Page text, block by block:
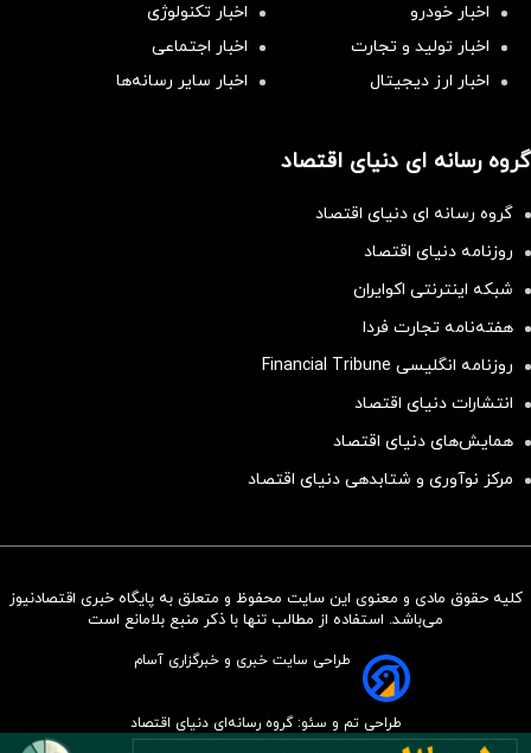
سرمایه‌گذاری همسنگ با شاخص
اخبار خودرو
اخبار تکنولوژی
اخبار تولید و تجارت
اخبار اجتماعی
اخبار ارز دیجیتال
اخبار سایر رسانه‌‌ها
گروه رسانه ای دنیای اقتصاد
گروه رسانه ای دنیای اقتصاد
روزنامه دنیای اقتصاد
شبکه اینترنتی اکوایران
هفته‌نامه تجارت فردا
روزنامه انگلیسی Financial Tribune
انتشارات دنیای اقتصاد
همایش‌های دنیای اقتصاد
مرکز نوآوری و شتابدهی دنیای اقتصاد
کلیه حقوق مادی و معنوی این سایت محفوظ و متعلق به پایگاه خبری اقتصادنیوز
می‌باشد. استفاده از مطالب تنها با ذکر منبع بلامانع است
طراحی سایت خبری و خبرگزاری آسام
طراحی تم و سئو: گروه رسانه‌ای دنیای اقتصاد